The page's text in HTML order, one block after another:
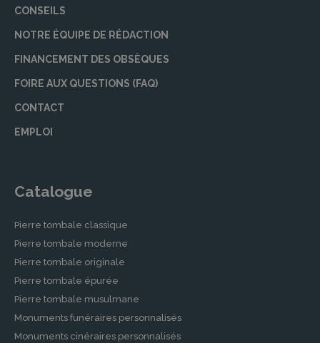
CONSEILS
NOTRE ÉQUIPE DE RÉDACTION
FINANCEMENT DES OBSÈQUES
FOIRE AUX QUESTIONS (FAQ)
CONTACT
EMPLOI
Catalogue
Pierre tombale classique
Pierre tombale moderne
Pierre tombale originale
Pierre tombale épurée
Pierre tombale musulmane
Monuments funéraires personnalisés
Monuments cinéraires personnalisés